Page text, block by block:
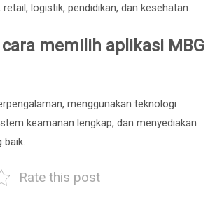
logistik, pendidikan, dan kesehatan.
memilih aplikasi MBG
menggunakan teknologi
keamanan lengkap, dan menyediakan
baik.
Rate this post